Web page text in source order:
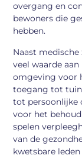
overgang en
bewoners die
hebben.
Naast
veel waarde
omgeving voor
toegang tot
tot persoonlijke
voor het
spelen
van de
kwetsbare